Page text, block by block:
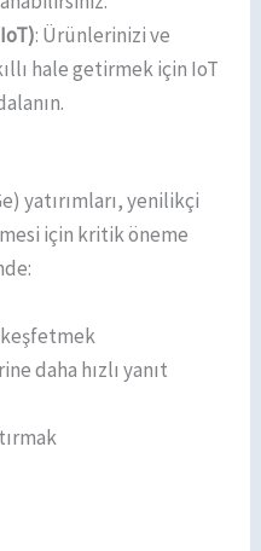
: Ürünlerinizi ve
hale getirmek için IoT
yatırımları, yenilikçi
için kritik öneme
keşfetmek
daha hızlı yanıt